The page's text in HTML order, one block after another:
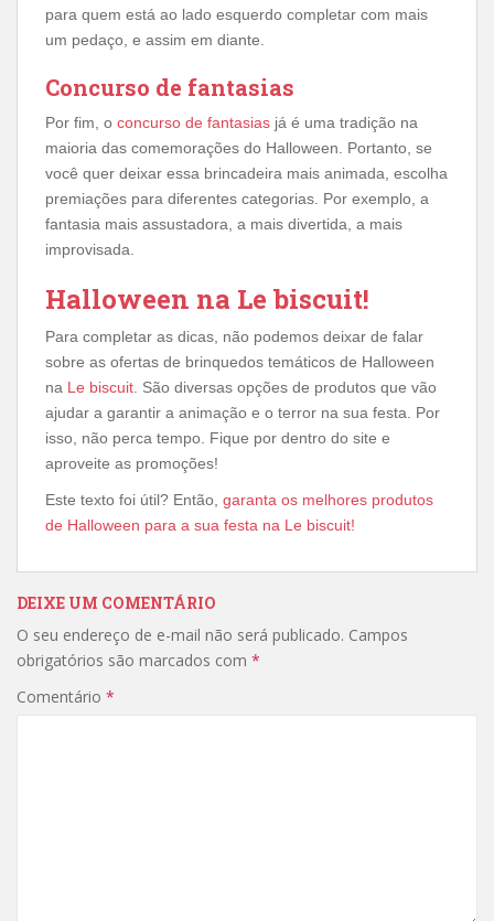
para quem está ao lado esquerdo completar com mais
um pedaço, e assim em diante.
Concurso de fantasias
Por fim, o concurso de fantasias já é uma tradição na
maioria das comemorações do Halloween. Portanto, se
você quer deixar essa brincadeira mais animada, escolha
premiações para diferentes categorias. Por exemplo, a
fantasia mais assustadora, a mais divertida, a mais
improvisada.
Halloween na Le biscuit!
Para completar as dicas, não podemos deixar de falar
sobre as ofertas de brinquedos temáticos de Halloween
na Le biscuit. São diversas opções de produtos que vão
ajudar a garantir a animação e o terror na sua festa. Por
isso, não perca tempo. Fique por dentro do site e
aproveite as promoções!
Este texto foi útil? Então, garanta os melhores produtos
de Halloween para a sua festa na Le biscuit!
DEIXE UM COMENTÁRIO
O seu endereço de e-mail não será publicado. Campos
obrigatórios são marcados com *
Comentário *